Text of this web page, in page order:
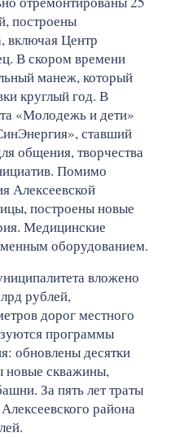
построены
включая Центр
В скором времени
манеж, который
круглый год. В
«Молодежь и дети»
ставший
общения, творчества
Помимо
Алексеевской
построены новые
Медицинские
оборудованием.
вложено
рублей,
дорог местного
программы
обновлены десятки
новые скважины,
За пять лет траты
района